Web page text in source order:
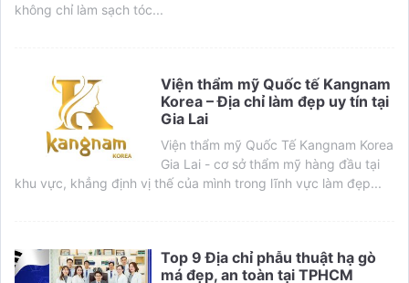
không chỉ làm sạch tóc...
Viện thẩm mỹ Quốc tế Kangnam
Korea – Địa chỉ làm đẹp uy tín tại
Gia Lai
Viện thẩm mỹ Quốc Tế Kangnam Korea
Gia Lai - cơ sở thẩm mỹ hàng đầu tại
khu vực, khẳng định vị thế của mình trong lĩnh vực làm đẹp...
Top 9 Địa chỉ phẫu thuật hạ gò
má đẹp, an toàn tại TPHCM